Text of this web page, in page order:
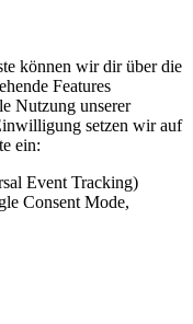
können wir dir über die
Features
Nutzung unserer
setzen wir auf
ein:
Event Tracking)
Consent Mode,